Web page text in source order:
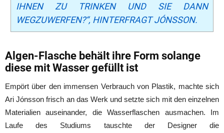
IHNEN ZU TRINKEN UND SIE DANN
WEGZUWERFEN?“, HINTERFRAGT JÓNSSON.
Algen-Flasche behält ihre Form solange
diese mit Wasser gefüllt ist
Empört über den immensen Verbrauch von Plastik, machte sich
Ari Jónsson frisch an das Werk und setzte sich mit den einzelnen
Materialien auseinander, die Wasserflaschen ausmachen. Im
Laufe des Studiums tauschte der Designer die